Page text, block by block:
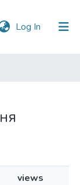
Log In (current)
views